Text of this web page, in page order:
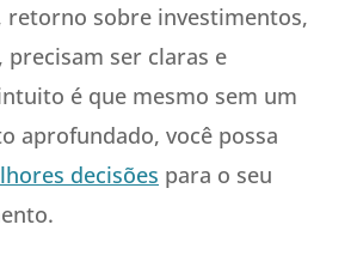
retorno sobre investimentos,
ser claras e
é que mesmo sem um
aprofundado, você possa
decisões para o seu